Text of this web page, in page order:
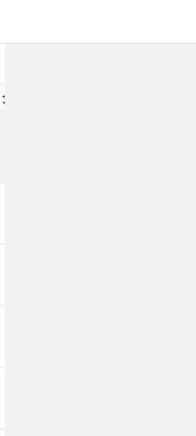
ターの声で起きられるアプ